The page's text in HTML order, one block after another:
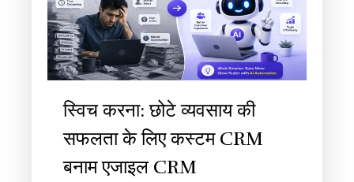
स्विच करना: छोटे व्यवसाय की
सफलता के लिए कस्टम CRM
बनाम एजाइल CRM